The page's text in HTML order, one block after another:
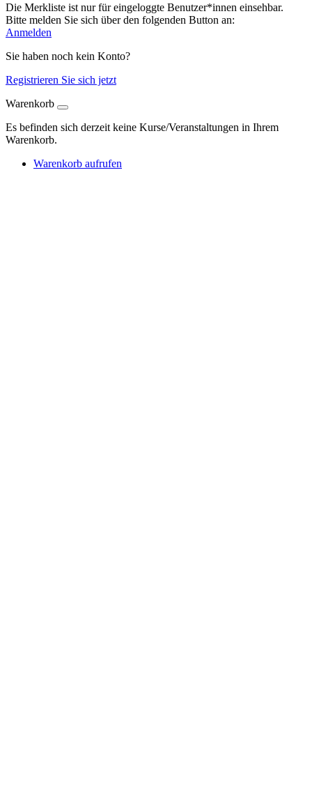
Die Merkliste ist nur für eingeloggte Benutzer*innen einsehbar.
Bitte melden Sie sich über den folgenden Button an:
Anmelden
Sie haben noch kein Konto?
Registrieren Sie sich jetzt
Warenkorb
Es befinden sich derzeit keine Kurse/Veranstaltungen in Ihrem
Warenkorb.
Warenkorb aufrufen